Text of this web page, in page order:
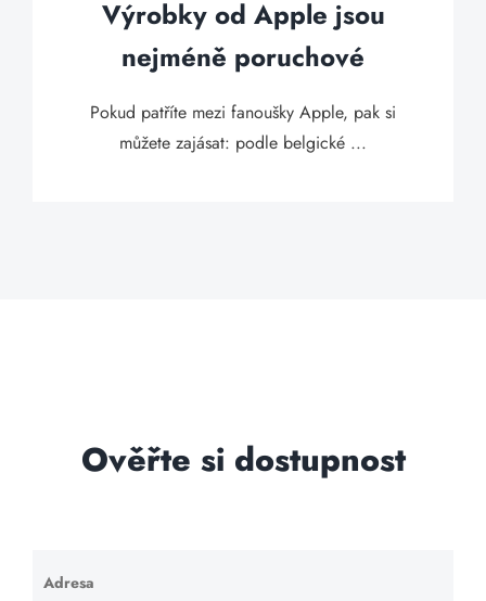
Výrobky od Apple jsou
nejméně poruchové
Pokud patříte mezi fanoušky Apple, pak si
můžete zajásat: podle belgické ...
Ověřte si dostupnost
Adresa
Ponechte